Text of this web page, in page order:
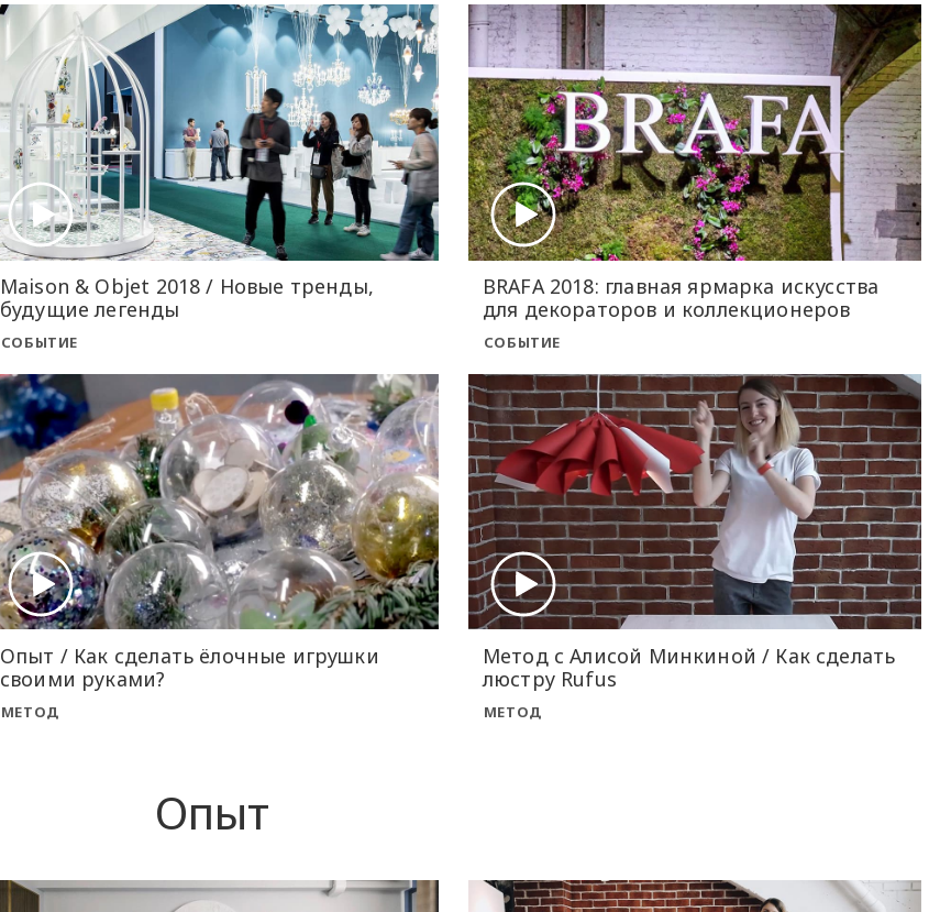
Maison & Objet 2018 / Новые тренды,
будущие легенды
СОБЫТИЕ
BRAFA 2018: главная ярмарка искусства
для декораторов и коллекционеров
СОБЫТИЕ
Опыт / Как сделать ёлочные игрушки
своими руками?
МЕТОД
Метод с Алисой Минкиной / Как сделать
люстру Rufus
МЕТОД
Опыт